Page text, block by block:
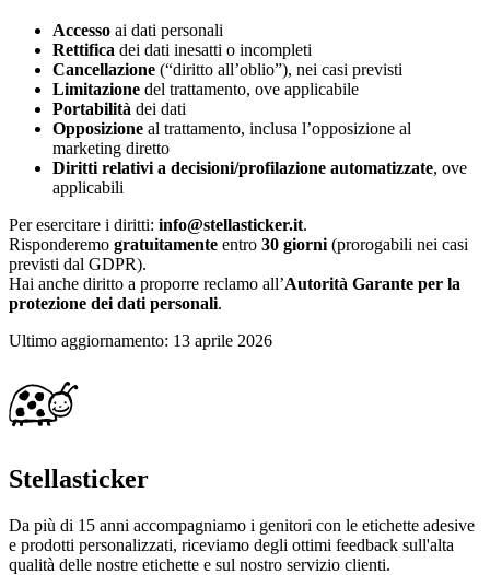
Accesso ai dati personali
Rettifica dei dati inesatti o incompleti
Cancellazione (“diritto all’oblio”), nei casi previsti
Limitazione del trattamento, ove applicabile
Portabilità dei dati
Opposizione al trattamento, inclusa l’opposizione al
marketing diretto
Diritti relativi a decisioni/profilazione automatizzate, ove
applicabili
Per esercitare i diritti: info@stellasticker.it.
Risponderemo gratuitamente entro 30 giorni (prorogabili nei casi
previsti dal GDPR).
Hai anche diritto a proporre reclamo all’Autorità Garante per la
protezione dei dati personali.
Ultimo aggiornamento: 13 aprile 2026
Stellasticker
Da più di 15 anni accompagniamo i genitori con le etichette adesive
e prodotti personalizzati, riceviamo degli ottimi feedback sull'alta
qualità delle nostre etichette e sul nostro servizio clienti.